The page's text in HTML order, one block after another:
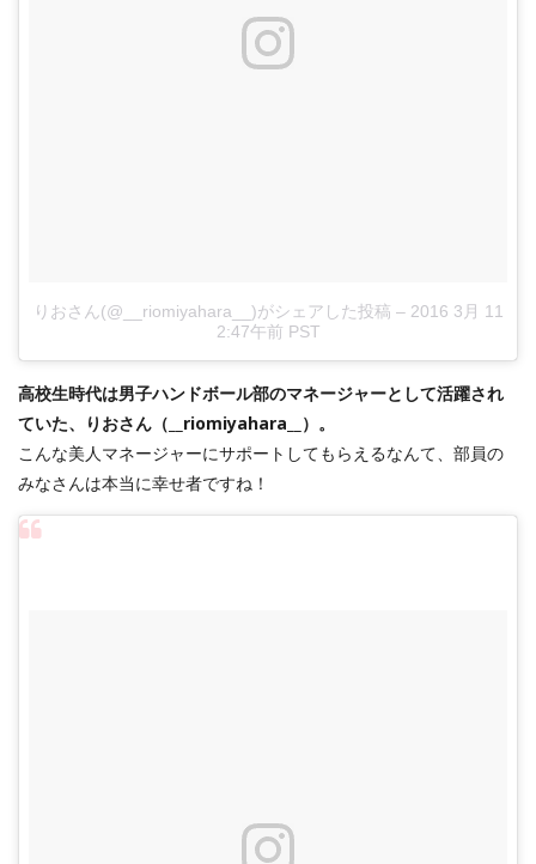
りおさん(@__riomiyahara__)がシェアした投稿 – 2016 3月 11
2:47午前 PST
高校生時代は男子ハンドボール部のマネージャーとして活躍され
ていた、りおさん（__riomiyahara__）。
こんな美人マネージャーにサポートしてもらえるなんて、部員の
みなさんは本当に幸せ者ですね！